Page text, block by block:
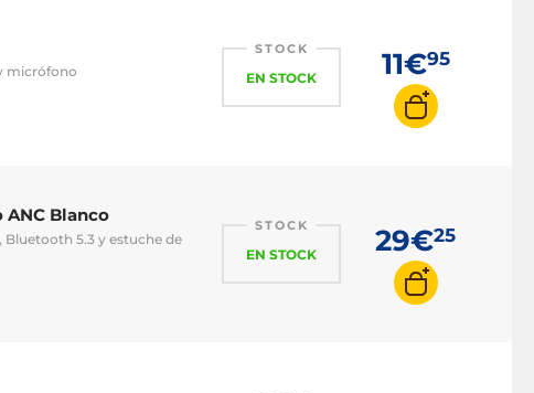
micrófono
STOCK
EN STOCK 11€95
Blanco
5.3 y estuche de
STOCK
EN STOCK 29€25